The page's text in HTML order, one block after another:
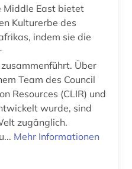
Middle East bietet
Kulturerbe des
indem sie die
Über
Team des Council
Resources (CLIR) und
wurde, sind
zugänglich.
Mehr Informationen